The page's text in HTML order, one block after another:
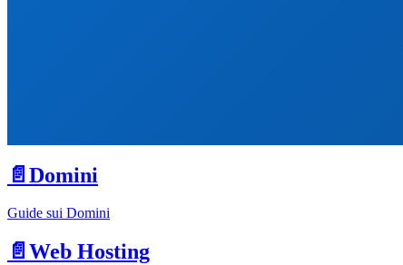
📄️ Domini
Guide sui Domini
📄️ Web Hosting